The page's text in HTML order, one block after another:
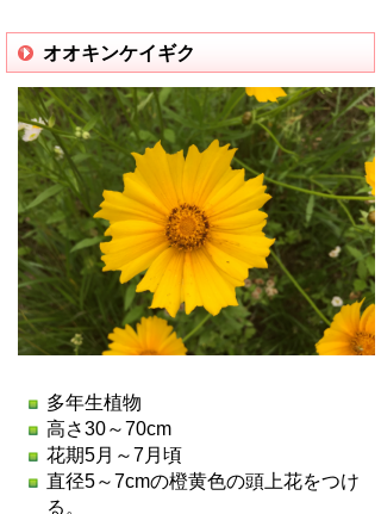
オオキンケイギク
多年生植物
高さ30～70cm
花期5月～7月頃
直径5～7cmの橙黄色の頭上花をつけ
る。